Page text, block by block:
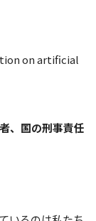
on artificial
、国の刑事責任